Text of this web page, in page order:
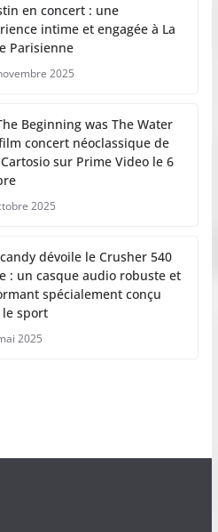
en concert : une
intime et engagée à La
Parisienne
2025
Beginning was The Water
concert néoclassique de
sur Prime Video le 6
2025
dévoile le Crusher 540
: un casque audio robuste et
spécialement conçu
sport
2025